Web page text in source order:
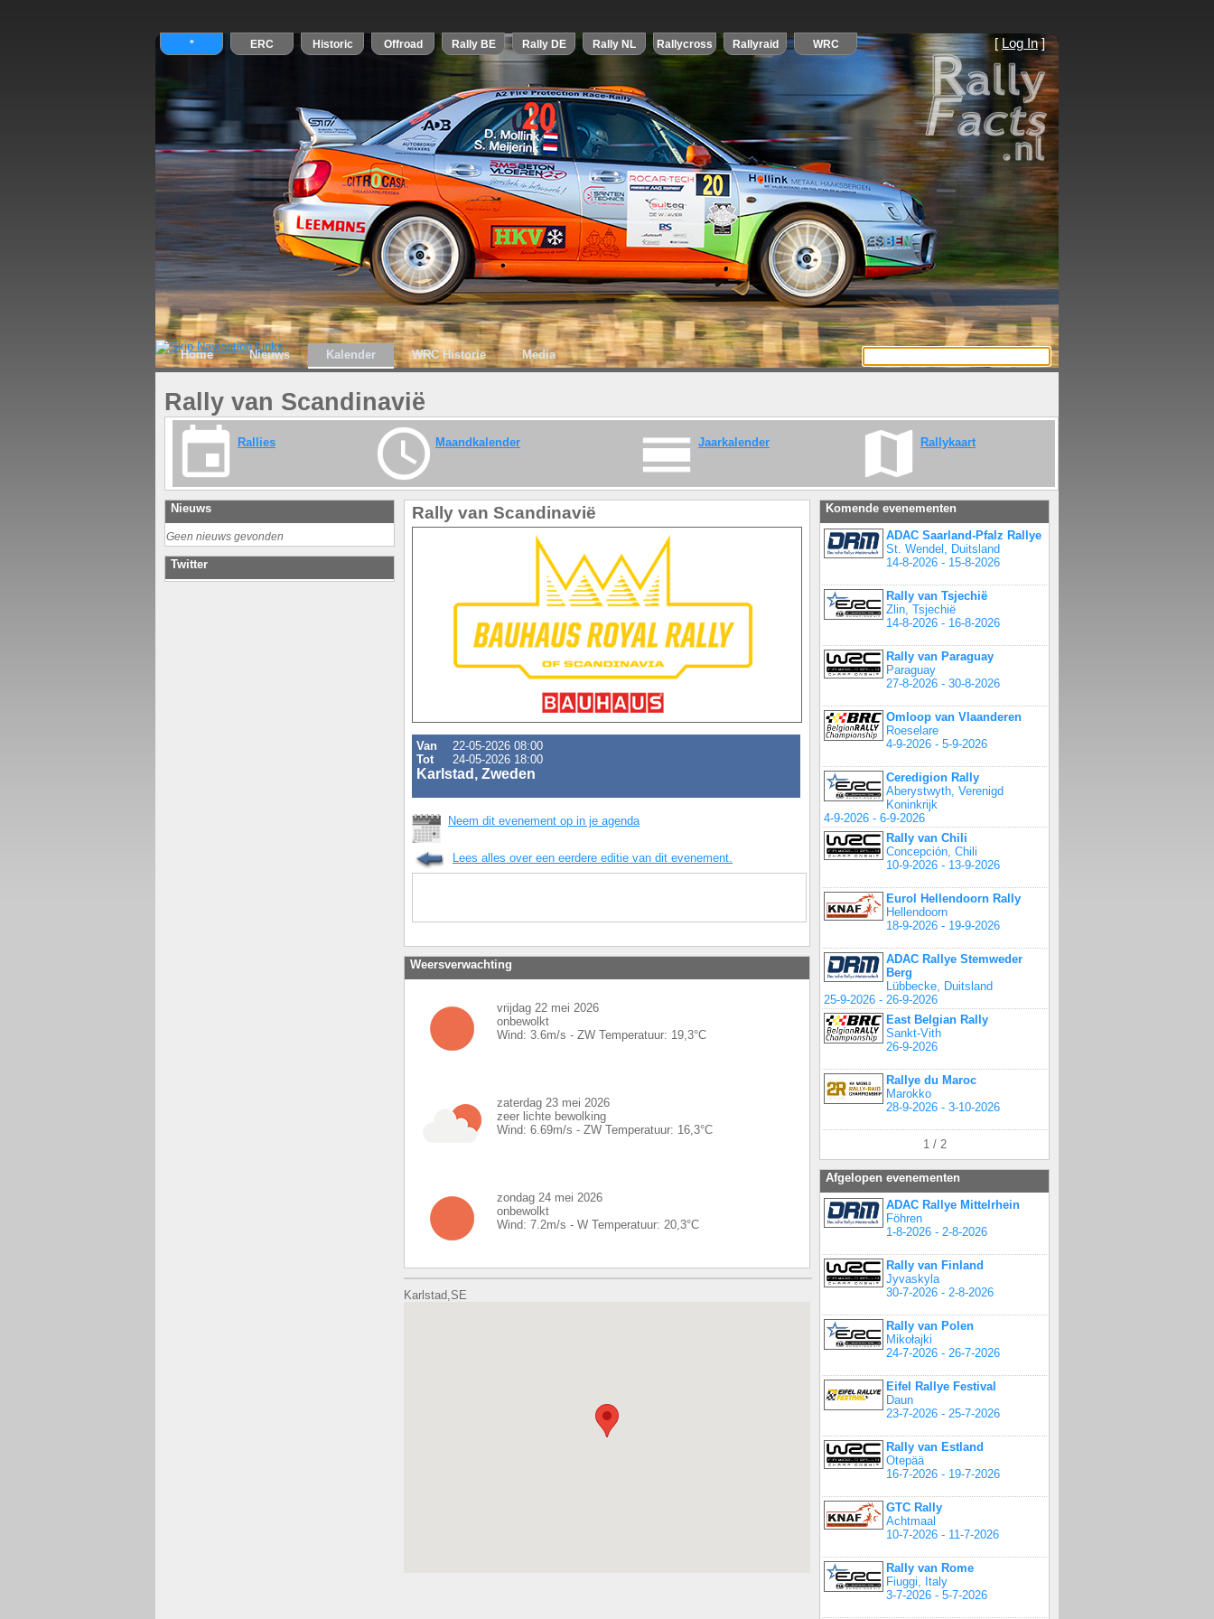
[ Log In]
Home Nieuws Kalender WRC Historie Media
Rally van Scandinavië
Rallies Maandkalender Jaarkalender Rallykaart
Nieuws
Geen nieuws gevonden
Twitter
Rally van Scandinavië
Van
22-05-2026 08:00
Tot
24-05-2026 18:00
Karlstad, Zweden
Neem dit evenement op in je agenda
Lees alles over een eerdere editie van dit evenement.
Weersverwachting
vrijdag 22 mei 2026
onbewolkt
Wind: 3.6m/s - ZW Temperatuur: 19,3°C
zaterdag 23 mei 2026
zeer lichte bewolking
Wind: 6.69m/s - ZW Temperatuur: 16,3°C
zondag 24 mei 2026
onbewolkt
Wind: 7.2m/s - W Temperatuur: 20,3°C
Karlstad,SE
Komende evenementen
ADAC Saarland-Pfalz Rallye
St. Wendel, Duitsland
14-8-2026 - 15-8-2026
Rally van Tsjechië
Zlin, Tsjechië
14-8-2026 - 16-8-2026
Rally van Paraguay
Paraguay
27-8-2026 - 30-8-2026
Omloop van Vlaanderen
Roeselare
4-9-2026 - 5-9-2026
Ceredigion Rally
Aberystwyth, Verenigd
Koninkrijk
4-9-2026 - 6-9-2026
Rally van Chili
Concepción, Chili
10-9-2026 - 13-9-2026
Eurol Hellendoorn Rally
Hellendoorn
18-9-2026 - 19-9-2026
ADAC Rallye Stemweder
Berg
Lübbecke, Duitsland
25-9-2026 - 26-9-2026
East Belgian Rally
Sankt-Vith
26-9-2026
Rallye du Maroc
Marokko
28-9-2026 - 3-10-2026
1 / 2
Afgelopen evenementen
ADAC Rallye Mittelrhein
Föhren
1-8-2026 - 2-8-2026
Rally van Finland
Jyvaskyla
30-7-2026 - 2-8-2026
Rally van Polen
Mikołajki
24-7-2026 - 26-7-2026
Eifel Rallye Festival
Daun
23-7-2026 - 25-7-2026
Rally van Estland
Otepää
16-7-2026 - 19-7-2026
GTC Rally
Achtmaal
10-7-2026 - 11-7-2026
Rally van Rome
Fiuggi, Italy
3-7-2026 - 5-7-2026